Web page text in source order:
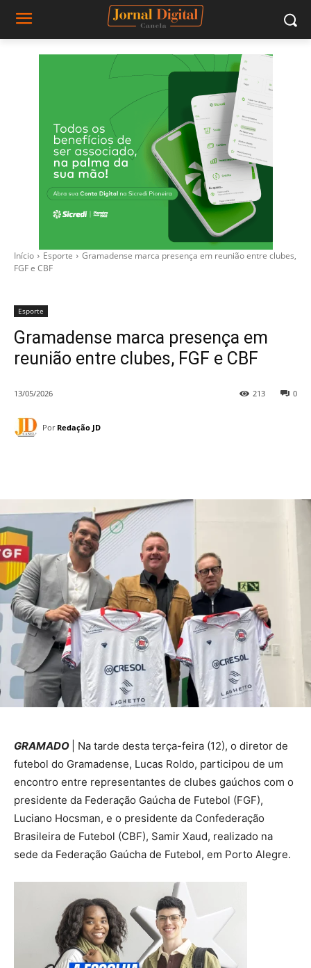
Início Esporte
Gramadense marca presença em reunião entre clubes,
FGF e CBF
Esporte
Gramadense marca presença em
reunião entre clubes, FGF e CBF
13/05/2026 0
213
Por Redação JD
GRAMADO
| Na tarde desta terça-feira (12), o diretor de
futebol do Gramadense, Lucas Roldo, participou de um
encontro entre representantes de clubes gaúchos com o
presidente da Federação Gaúcha de Futebol (FGF),
Luciano Hocsman, e o presidente da Confederação
Brasileira de Futebol (CBF), Samir Xaud, realizado na
sede da Federação Gaúcha de Futebol, em Porto Alegre.